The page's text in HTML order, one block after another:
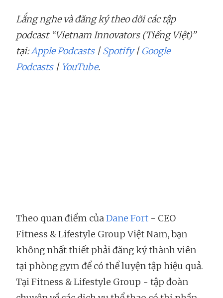
Lắng nghe và đăng ký theo dõi các tập
podcast “Vietnam Innovators (Tiếng Việt)”
tại:Apple Podcasts| Spotify| Google
Podcasts| YouTube.
Theo quan điểm củaDane Fort - CEO
Fitness & Lifestyle Group Việt Nam, bạn
không nhất thiết phải đăng ký thành viên
tại phòng gym để có thể luyện tập hiệu quả.
Tại Fitness & Lifestyle Group - tập đoàn